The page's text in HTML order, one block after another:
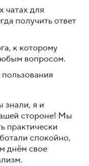
чатах для
получить ответ
к которому
вопросом.
знали, я и
стороне! Мы
практически
спокойно,
днём свое